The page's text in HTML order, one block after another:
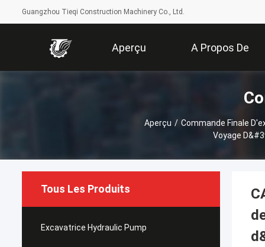
Guangzhou Tieqi Construction Machinery Co., Ltd.
Aperçu A Propos De
Nous
Aperçu / Commande Finale
Voyage
Tous Les Produits
Excavatrice Hydraulic Pump